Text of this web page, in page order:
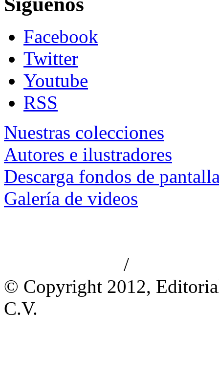
Facebook
Twitter
Youtube
RSS
Nuestras colecciones
Autores e ilustradores
Descarga fondos de
Galería de videos
/
© Copyright 2012,
C.V.